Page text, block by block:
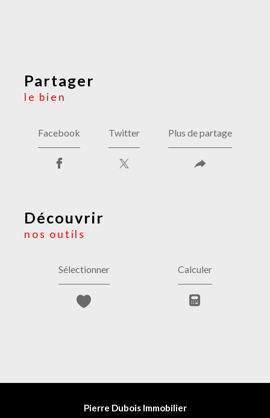
partager
le bien
Facebook Twitter Plus de partage
découvrir
nos outils
Sélectionner Calculer
Pierre Dubois Immobilier